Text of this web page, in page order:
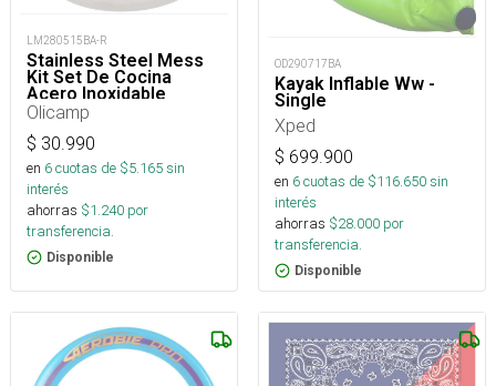
LM280515BA-R
Stainless Steel Mess
Kit Set De Cocina
Acero Inoxidable
Camping
Olicamp
$ 30.990
en 6cuotas de $5.165sin
interés
ahorras $1.240 por
transferencia.
Disponible
OD290717BA
Kayak Inflable Ww -
Single
Xped
$ 699.900
en 6cuotas de $116.650sin
interés
ahorras $28.000 por
transferencia.
Disponible